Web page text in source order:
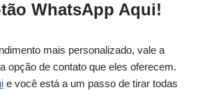
WhatsApp Aqui!
mais personalizado, vale a
opção de contato que eles oferecem.
e você está a um passo de tirar todas